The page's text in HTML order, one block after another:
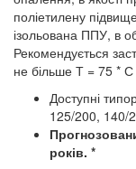
поліетилену
ізольована ППУ, в
Рекомендується
не більше Т = 75 * С
Доступні
125/200, 140/
років. *